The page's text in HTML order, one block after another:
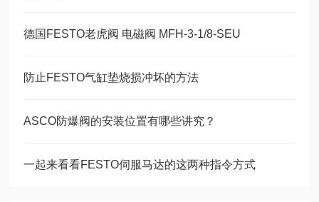
德国FESTO老虎阀 电磁阀 MFH-3-1/8-SEU
防止FESTO气缸垫烧损冲坏的方法
ASCO防爆阀的安装位置有哪些讲究？
一起来看看FESTO伺服马达的这两种指令方式